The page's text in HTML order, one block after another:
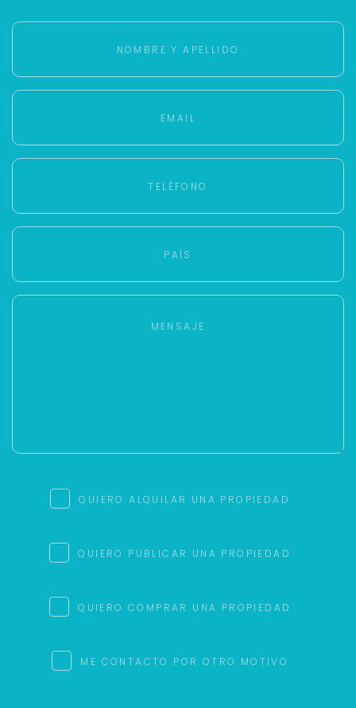
QUIERO ALQUILAR UNA PROPIEDAD
QUIERO PUBLICAR UNA PROPIEDAD
QUIERO COMPRAR UNA PROPIEDAD
ME CONTACTO POR OTRO MOTIVO